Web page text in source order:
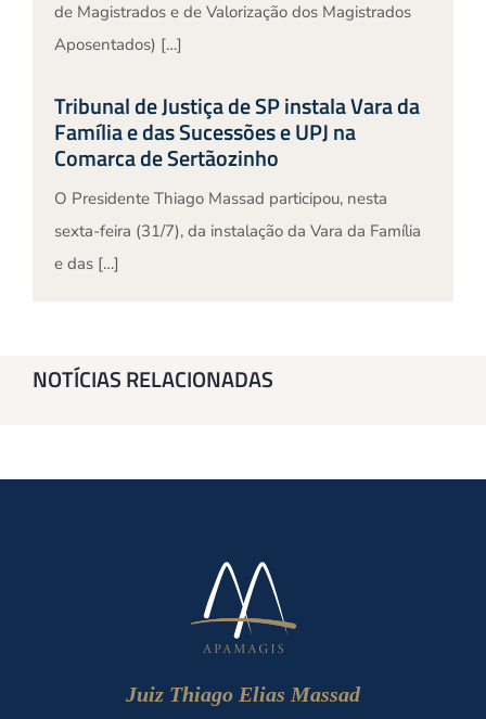
de Magistrados e de Valorização dos Magistrados
Aposentados) […]
Tribunal de Justiça de SP instala Vara da
Família e das Sucessões e UPJ na
Comarca de Sertãozinho
O Presidente Thiago Massad participou, nesta
sexta-feira (31/7), da instalação da Vara da Família
e das […]
NOTÍCIAS RELACIONADAS
Juiz Thiago Elias Massad